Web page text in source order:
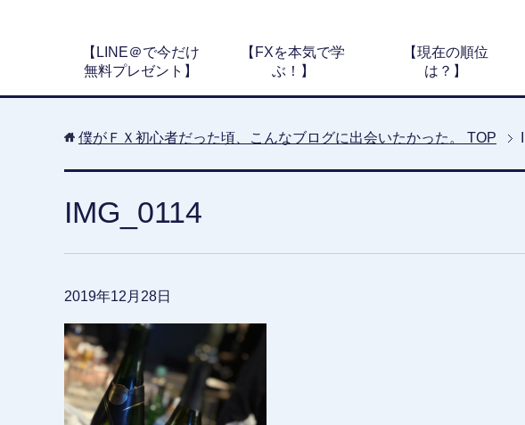
【LINE＠で今だけ
無料プレゼント】
【FXを本気で学
ぶ！】
【現在の順位
は？】
僕がＦＸ初心者だった頃、こんなブログに出会いたかった。 TOP
IMG_0114
2019年12月28日